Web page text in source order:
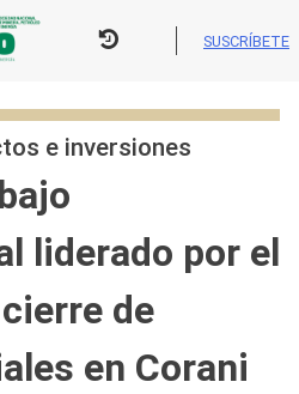
SUSCRÍBETE
e inversiones
liderado por el
de
en Corani